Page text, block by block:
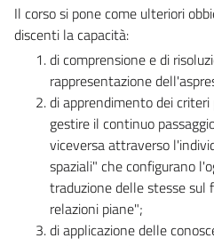
Il corso si pone come ulteriori
discenti la capacità:
di comprensione e di
rappresentazione
di apprendimento dei
gestire il continuo
viceversa attraverso
spaziali" che configurano
traduzione delle stesse
relazioni piane";
di applicazione delle